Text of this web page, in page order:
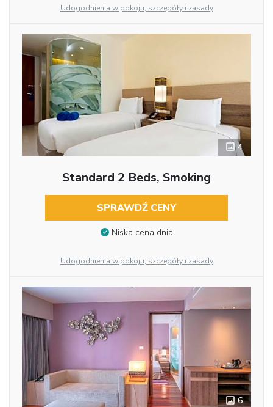
Udogodnienia w pokoju, szczegóły i zasady
4
Standard 2 Beds, Smoking
SPRAWDŹ CENY
Niska cena dnia
Udogodnienia w pokoju, szczegóły i zasady
6